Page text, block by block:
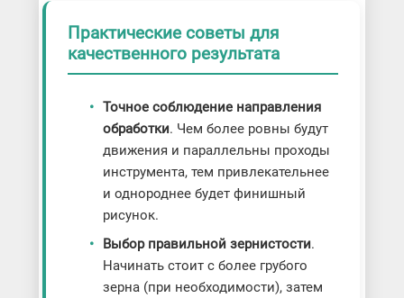
Практические советы для
качественного результата
Точное соблюдение направления
обработки. Чем более ровны будут
движения и параллельны проходы
инструмента, тем привлекательнее
и однороднее будет финишный
рисунок.
Выбор правильной зернистости.
Начинать стоит с более грубого
зерна (при необходимости), затем